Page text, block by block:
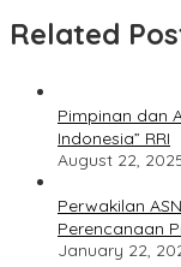
Related
Pimpinan dan
Indonesia” RRI
August 22,
Perwakilan
Perencanaan
January 22,